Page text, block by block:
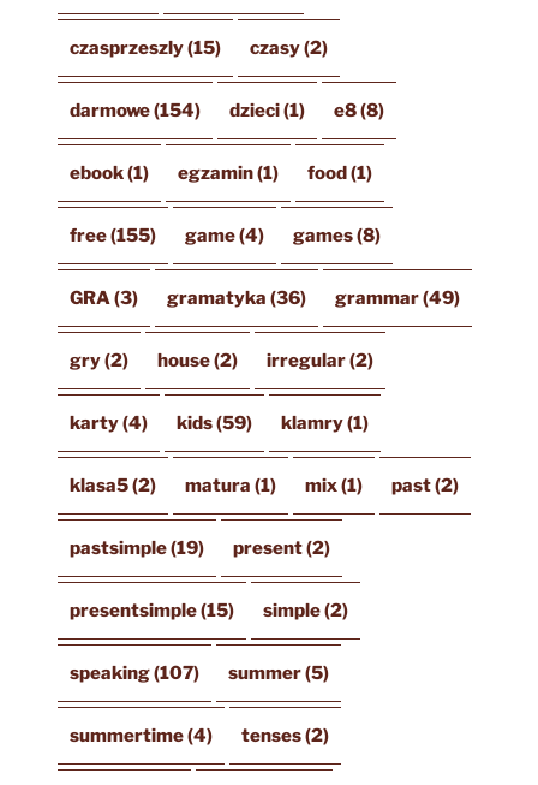
czasprzeszly(15) czasy(2)
darmowe(154) dzieci(1) e8(8)
ebook(1) egzamin(1) food(1)
free(155) game(4) games(8)
GRA (3) gramatyka (36) grammar(49)
gry(2) house(2) irregular(2)
karty(4) kids(59) klamry(1)
klasa5(2) matura (1) mix(1) past(2)
pastsimple(19) present(2)
presentsimple(15) simple(2)
speaking(107) summer(5)
summertime(4) tenses(2)